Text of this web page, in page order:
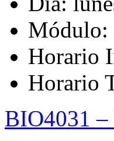
Módulo:
Horario
Horario
BIO4031 –